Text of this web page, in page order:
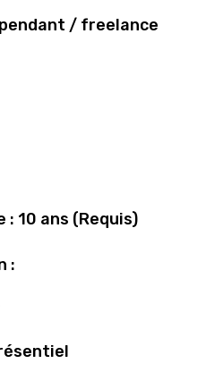
/ freelance
10 ans (Requis)
: